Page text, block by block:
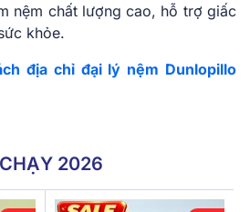
nệm chất lượng cao, hỗ trợ giấc
khỏe.
địa chỉ đại lý nệm Dunlopillo
2026